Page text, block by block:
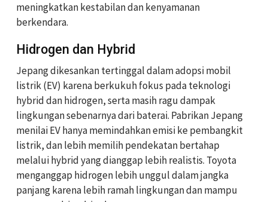
meningkatkan kestabilan dan kenyamanan
berkendara.
Hidrogen dan Hybrid
Jepang dikesankan tertinggal dalam adopsi mobil
listrik (EV) karena berkukuh fokus pada teknologi
hybrid dan hidrogen, serta masih ragu dampak
lingkungan sebenarnya dari baterai. Pabrikan Jepang
menilai EV hanya memindahkan emisi ke pembangkit
listrik, dan lebih memilih pendekatan bertahap
melalui hybrid yang dianggap lebih realistis. Toyota
menganggap hidrogen lebih unggul dalam jangka
panjang karena lebih ramah lingkungan dan mampu